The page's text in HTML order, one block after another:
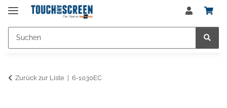
Zurück zur Liste 6-1030EC